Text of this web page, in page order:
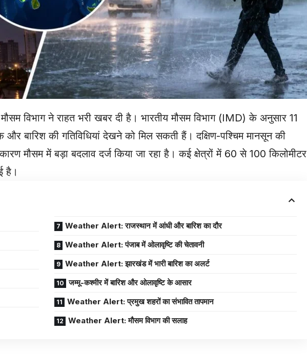
विभाग ने राहत भरी खबर दी है। भारतीय मौसम विभाग(IMD) के अनुसार 11
की गतिविधियां देखने को मिल सकती हैं। दक्षिण-पश्चिम मानसून की
मौसम में बड़ा बदलाव दर्ज किया जा रहा है। कई क्षेत्रों में 60 से 100 किलोमीटर
है।
Weather Alert: राजस्थान में आंधी और बारिश का दौर
Weather Alert: पंजाब में ओलावृष्टि की चेतावनी
Weather Alert: झारखंड में भारी बारिश का अलर्ट
जम्मू-कश्मीर में बारिश और ओलावृष्टि के आसार
Weather Alert: प्रमुख शहरों का संभावित तापमान
Weather Alert: मौसम विभाग की सलाह